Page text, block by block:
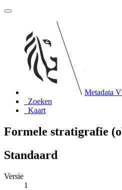
Metadata
Zoeken
Kaart
Formele stratigrafie
Standaard
Versie
1